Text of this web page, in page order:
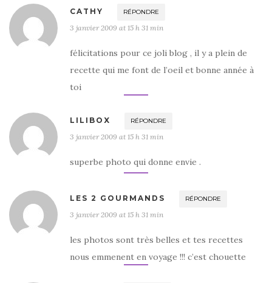
CATHY RÉPONDRE
3 janvier 2009 at 15 h 31 min
félicitations pour ce joli blog , il y a plein de
recette qui me font de l’oeil et bonne année à
toi
LILIBOX RÉPONDRE
3 janvier 2009 at 15 h 31 min
superbe photo qui donne envie .
LES 2 GOURMANDS RÉPONDRE
3 janvier 2009 at 15 h 31 min
les photos sont très belles et tes recettes
nous emmenent en voyage !!! c’est chouette